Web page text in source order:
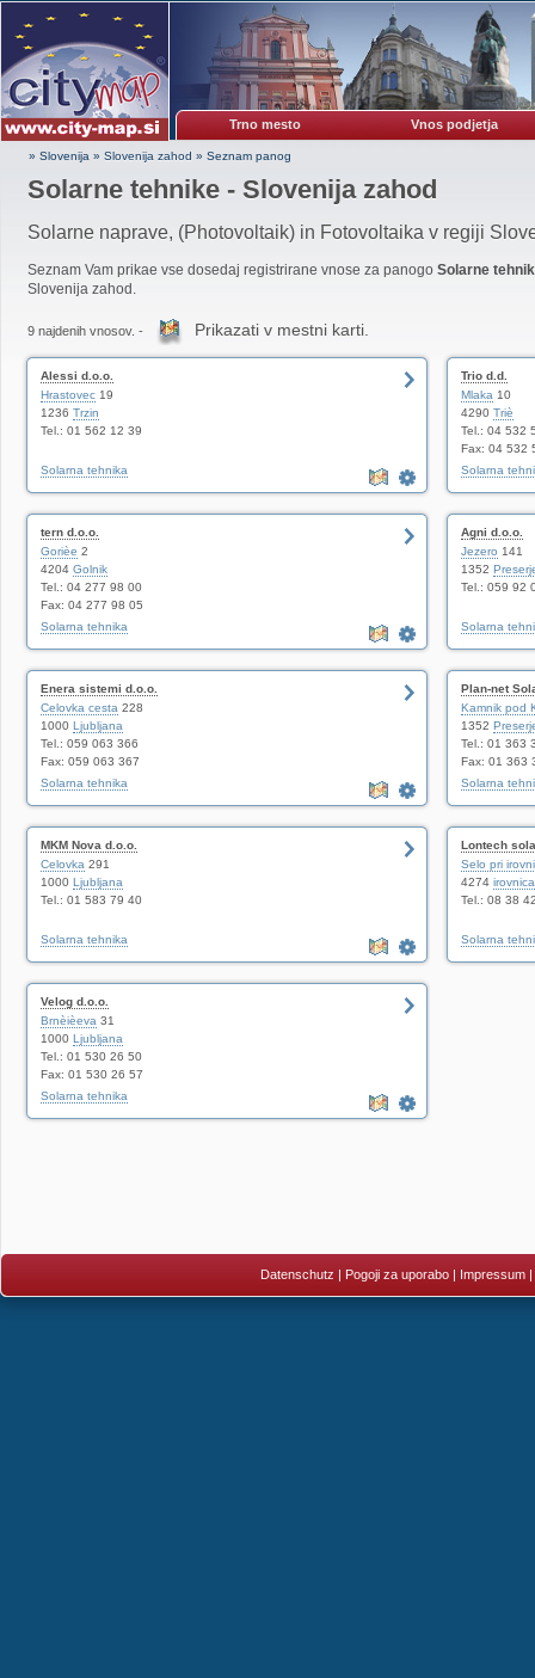
Trno mesto Vnos podjetja
» Slovenija » Slovenija zahod » Seznam panog
Solarne tehnike - Slovenija zahod
Solarne naprave, (Photovoltaik) in Fotovoltaika v regiji
Seznam Vam prikae vse dosedaj registrirane vnose za panogo Solarne
Slovenija zahod.
9 najdenih vnosov. - Prikazati v mestni karti.
Alessi d.o.o.
Hrastovec 19
1236 Trzin
Tel.: 01 562 12 39
Solarna tehnika
Trio d.d.
Mlaka 10
4290 Triè
Tel.: 04 532
Fax: 04 532
Solarna
tern d.o.o.
Gorièe 2
4204 Golnik
Tel.: 04 277 98 00
Fax: 04 277 98 05
Solarna tehnika
Agni d.o.o.
Jezero 141
1352
Tel.: 059 92
Solarna
Enera sistemi d.o.o.
Celovka cesta 228
1000 Ljubljana
Tel.: 059 063 366
Fax: 059 063 367
Solarna tehnika
Plan-net
Kamnik pod
1352
Tel.: 01 363
Fax: 01 363
Solarna
MKM Nova d.o.o.
Celovka 291
1000 Ljubljana
Tel.: 01 583 79 40
Solarna tehnika
Lontech
Selo pri
4274 irovnica
Tel.: 08 38
Solarna
Velog d.o.o.
Brnèièeva 31
1000 Ljubljana
Tel.: 01 530 26 50
Fax: 01 530 26 57
Solarna tehnika
Datenschutz | Pogoji za uporabo| Impressum|